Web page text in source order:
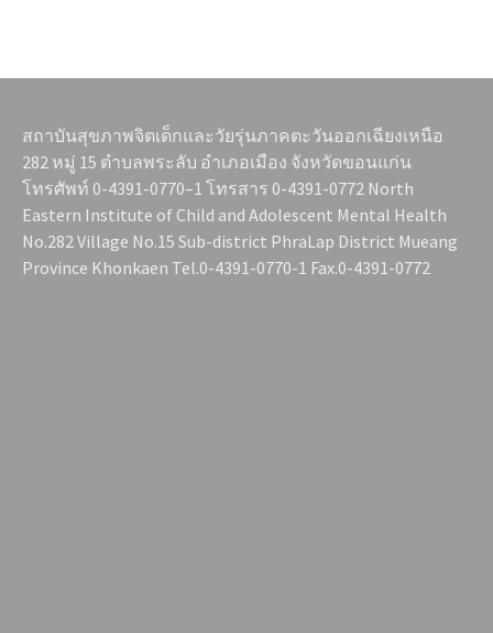
สถาบันสุขภาพจิตเด็กและวัยรุ่นภาคตะวันออกเฉียงเหนือ
282 หมู่ 15 ตำบลพระลับ อำเภอเมือง จังหวัดขอนแก่น
โทรศัพท์ 0-4391-0770–1 โทรสาร 0-4391-0772 North
Eastern Institute of Child and Adolescent Mental Health
No.282 Village No.15 Sub-district PhraLap District Mueang
Province Khonkaen Tel.0-4391-0770-1 Fax.0-4391-0772